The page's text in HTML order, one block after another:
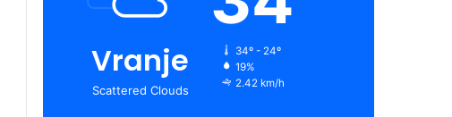
Vranje
Scattered Clouds
34º - 24º
19%
2.42 km/h